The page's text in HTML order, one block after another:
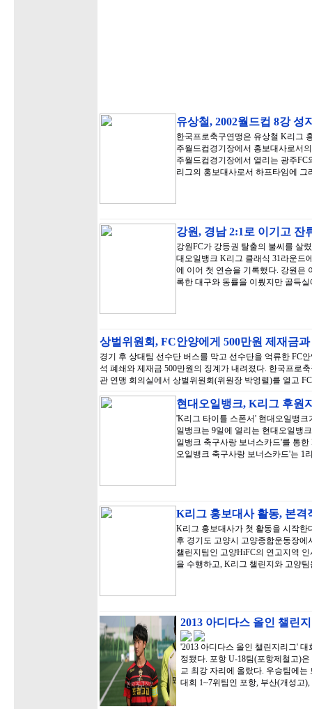
유상철, 2002월드컵 8강
한국프로축구연맹은 유상철 K리그
주월드컵경기장에서 홍보대사로서
주월드컵경기장에서 열리는 광주
리그의 홍보대사로서 하프타임에
강원, 경남 2:1로 이기고 잔
강원FC가 강등권 탈출의 불씨를 살
대오일뱅크 K리그 클래식 31라운드
에 이어 첫 연승을 기록했다. 강원은
록한 대구와 동률을 이뤘지만 골득
상벌위원회, FC안양에게 500만원 제재금
경기 후 상대팀 선수단 버스를 막고 선수단을 억류한 FC
석 폐쇄와 제재금 500만원의 징계가 내려졌다. 한국프로
관 연맹 회의실에서 상벌위원회(위원장 박영렬)를 열고
현대오일뱅크, K리그 후원
'K리그 타이틀 스폰서' 현대오일뱅
일뱅크는 9일에 열리는 현대오일뱅
일뱅크 축구사랑 보너스카드'를 통
오일뱅크 축구사랑 보너스카드'는 1
K리그 홍보대사 활동, 본
K리그 홍보대사가 첫 활동을 시작한
후 경기도 고양시 고양종합운동장
챌린지팀인 고양HiFC의 연고지역
을 수행하고, K리그 챌린지와 고양
2013 아디다스 올인 챌린
'2013 아디다스 올인 챌린지리그'
정됐다. 포항 U-18팀(포항제철고)
교 최강 자리에 올랐다. 우승팀에
대회 1~7위팀인 포항, 부산(개성고